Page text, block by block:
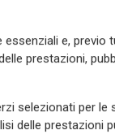
07/2025e, previo
prestazioni,
selezionati per le
delle prestazioni